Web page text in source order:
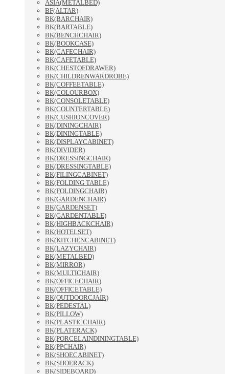
ASIA(METALBED)
BF(ALTAR)
BK(BARCHAIR)
BK(BARTABLE)
BK(BENCHCHAIR)
BK(BOOKCASE)
BK(CAFECHAIR)
BK(CAFETABLE)
BK(CHESTOFDRAWER)
BK(CHILDRENWARDROBE)
BK(COFFEETABLE)
BK(COLOURBOX)
BK(CONSOLETABLE)
BK(COUNTERTABLE)
BK(CUSHIONCOVER)
BK(DININGCHAIR)
BK(DININGTABLE)
BK(DISPLAYCABINET)
BK(DIVIDER)
BK(DRESSINGCHAIR)
BK(DRESSINGTABLE)
BK(FILINGCABINET)
BK(FOLDING TABLE)
BK(FOLDINGCHAIR)
BK(GARDENCHAIR)
BK(GARDENSET)
BK(GARDENTABLE)
BK(HIGHBACKCHAIR)
BK(HOTELSET)
BK(KITCHENCABINET)
BK(LAZYCHAIR)
BK(METALBED)
BK(MIRROR)
BK(MULTICHAIR)
BK(OFFICECHAIR)
BK(OFFICETABLE)
BK(OUTDOORCJAIR)
BK(PEDESTAL)
BK(PILLOW)
BK(PLASTICCHAIR)
BK(PLATERACK)
BK(PORCELAINDININGTABLE)
BK(PPCHAIR)
BK(SHOECABINET)
BK(SHOERACK)
BK(SIDEBOARD)